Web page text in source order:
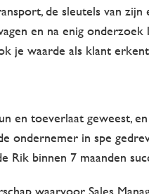
de sleutels van
en na enig
je waarde als klant
en toeverlaat geweest,
ondernemer in spe
binnen 7 maanden